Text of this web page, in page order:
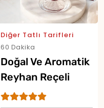
Diğer Tatlı Tarifleri
60 Dakika
Doğal Ve Aromatik
Reyhan Reçeli
Tarifi